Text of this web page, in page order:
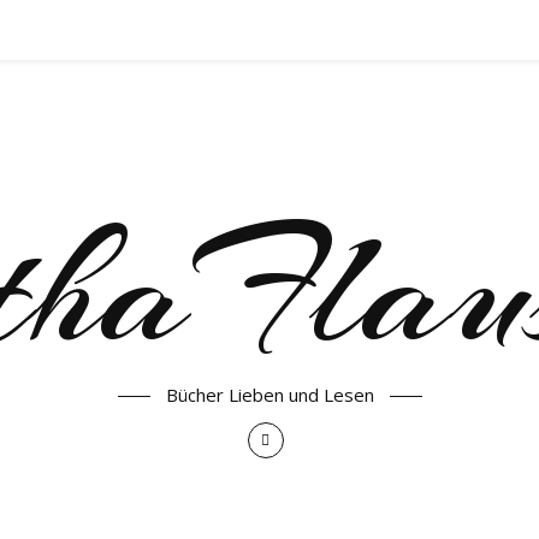
Bücher Lieben und Lesen